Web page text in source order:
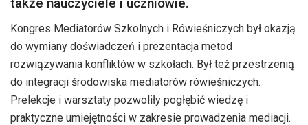
także nauczyciele i uczniowie.
Kongres Mediatorów Szkolnych i Rówieśniczych był okazją
do wymiany doświadczeń i prezentacja metod
rozwiązywania konfliktów w szkołach. Był też przestrzenią
do integracji środowiska mediatorów rówieśniczych.
Prelekcje i warsztaty pozwoliły pogłębić wiedzę i
praktyczne umiejętności w zakresie prowadzenia mediacji.